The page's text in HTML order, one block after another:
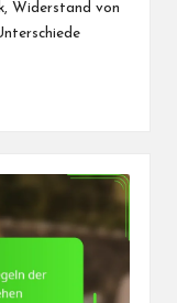
Widerstand von